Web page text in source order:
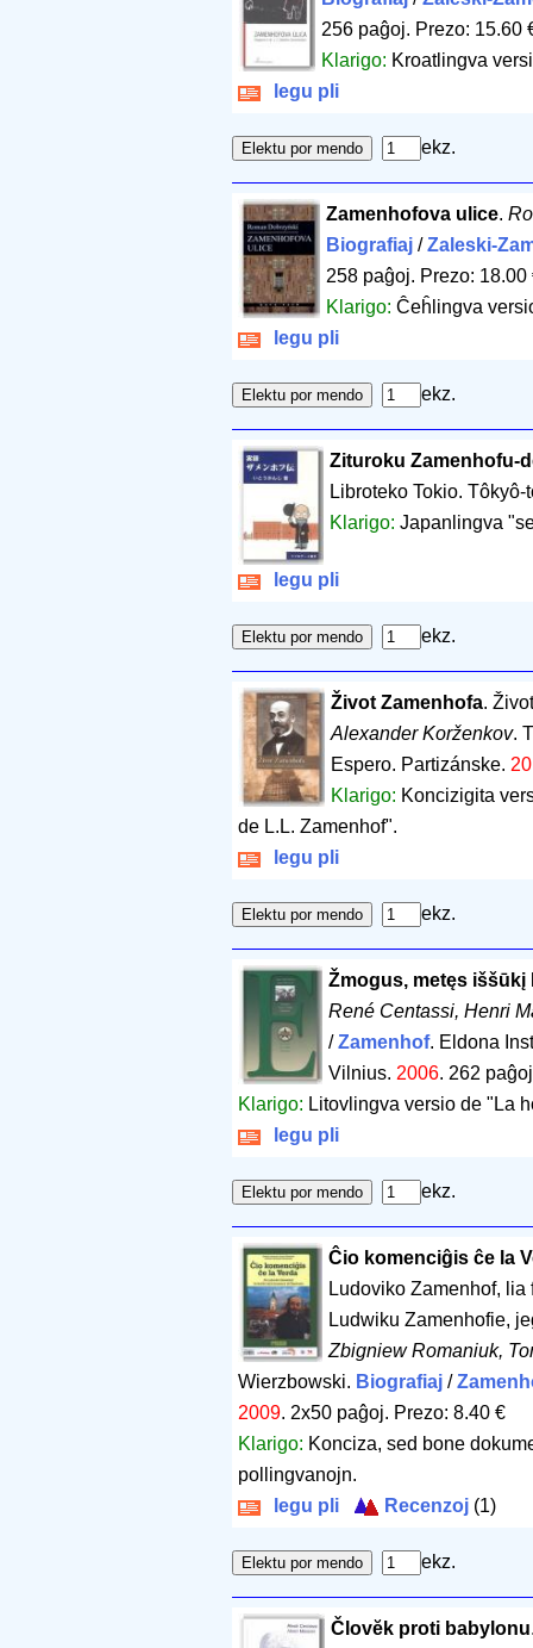
256 paĝoj. Prezo: 15.60
Klarigo: Kroatlingva
legu pli
ekz.
Zamenhofova ulice.
Biografiaj /Zaleski-
258 paĝoj. Prezo: 18.00
Klarigo:Ĉeĥlingva
legu pli
ekz.
Zituroku Zamenhofu-
Libroteko Tokio.
Klarigo: Japanlingva
legu pli
ekz.
Život Zamenhofa.
Alexander Korženkov.
Espero. Partizánske.
Klarigo: Koncizigita
de L.L. Zamenhof".
legu pli
ekz.
Žmogus, metęs iššūkį
René Centassi, Henri
/Zamenhof. Eldona
Vilnius. 2006. 262 paĝoj
Klarigo: Litovlingva versio de "La
legu pli
ekz.
Ĉio komenciĝis ĉe la
Ludoviko Zamenhof,
Ludwiku Zamenhofie,
Zbigniew Romaniuk,
Wierzbowski. Biografiaj /
2009. 2x50 paĝoj. Prezo: 8.40 €
Klarigo: Konciza, sed bone
pollingvanojn.
legu pli
Recenzoj (1)
ekz.
Človĕk proti babylonu